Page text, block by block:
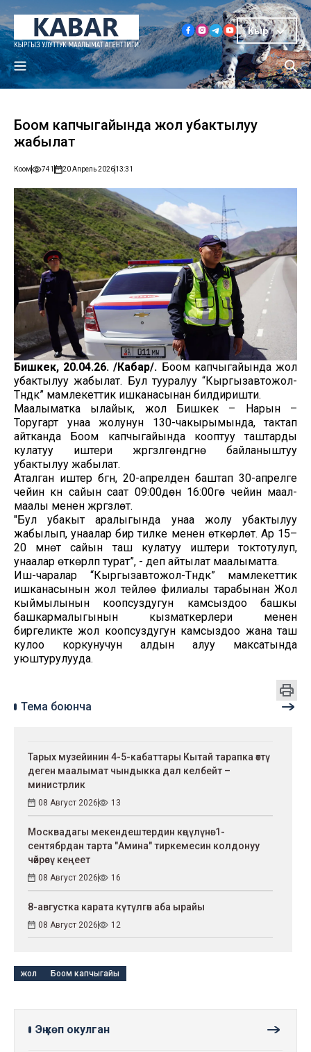
Кыр
Боом капчыгайында жол убактылуу
жабылат
Коом 741 20 Апрель 202613:31
Бишкек, 20.04.26. /Кабар/. Боом капчыгайында жол
убактылуу жабылат. Бул тууралуу “Кыргызавтожол-
Түндүк” мамлекеттик ишканасынан билдиришти.
Маалыматка ылайык, жол Бишкек – Нарын –
Торугарт унаа жолунун 130-чакырымында, тактап
айтканда Боом капчыгайында кооптуу таштарды
кулатуу иштери жүргүзүлгөндүгүнө байланыштуу
убактылуу жабылат.
Аталган иштер бүгүн, 20-апрелден баштап 30-апрелге
чейин күн сайын саат 09:00дөн 16:00гө чейин маал-
маалы менен жүргүзүлөт.
"Бул убакыт аралыгында унаа жолу убактылуу
жабылып, унаалар бир тилке менен өткөрүлөт. Ар 15–
20 мүнөт сайын таш кулатуу иштери токтотулуп,
унаалар өткөрүлүп турат”, - деп айтылат маалыматта.
Иш-чаралар “Кыргызавтожол-Түндүк” мамлекеттик
ишканасынын жол тейлөө филиалы тарабынан Жол
кыймылынын коопсуздугун камсыздоо башкы
башкармалыгынын кызматкерлери менен
биргеликте жол коопсуздугун камсыздоо жана таш
кулоо коркунучун алдын алуу максатында
уюштурулууда.
Тема боюнча
Тарых музейинин 4-5-кабаттары Кытай тарапка өттү
деген маалымат чындыкка дал келбейт –
министрлик
08 Август 2026 13
Москвадагы мекендештердин көңүлүнө: 1-
сентябрдан тарта "Амина" тиркемесин колдонуу
чөйрөсү кеңеет
08 Август 2026 16
8-августка карата күтүлгөн аба ырайы
08 Август 2026 12
жол Боом капчыгайы
Эң көп окулган